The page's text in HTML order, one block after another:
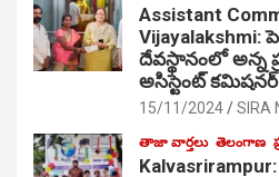
Assistant
Vijayalakshmi:
దేవస్థానంలో అన్న
అసిస్టెంట్
15/11/2024 SIRA
తాజా వార్తలు తెలంగాణ